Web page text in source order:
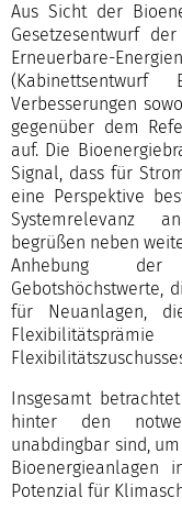
Aus Sicht der
Gesetzesentwurf
Erneuerbare-
Verbesserungen
gegenüber dem
auf. Die
Signal, dass für
eine Perspektive
Systemrelevanz
begrüßen neben
Anhebung der
Gebotshöchstwerte,
für Neuanlagen,
Insgesamt
hinter den
unabdingbar sind,
Bioenergieanlagen
Potenzial für